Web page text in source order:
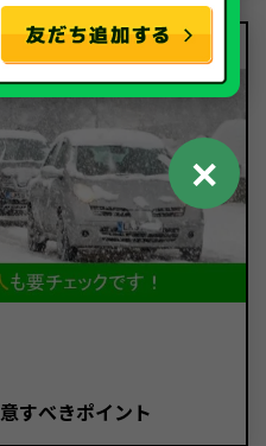
すべきポイント
✕